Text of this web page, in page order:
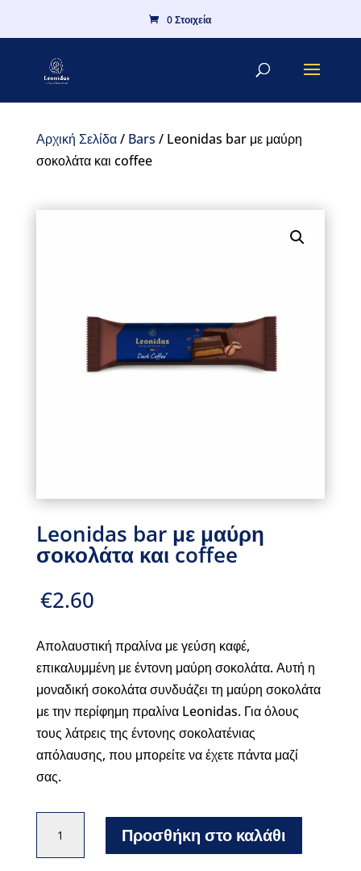
0 Στοιχεία
Αρχική Σελίδα/ Bars / Leonidas bar με μαύρη
σοκολάτα και coffee
Leonidas bar με μαύρη
σοκολάτα και coffee
€2.60
Απολαυστική πραλίνα με γεύση καφέ,
επικαλυμμένη με έντονη μαύρη σοκολάτα. Αυτή η
μοναδική σοκολάτα συνδυάζει τη μαύρη σοκολάτα
με την περίφημη πραλίνα Leonidas. Για όλους
τους λάτρεις της έντονης σοκολατένιας
απόλαυσης, που μπορείτε να έχετε πάντα μαζί
σας.
Προσθήκη στο καλάθι